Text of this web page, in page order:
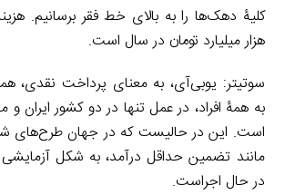
هزار میلیارد تومان در سال است.
سوتیتر: یوبی‌آی، به معنای پرداخت نقدی،
به همۀ افراد، در عمل تنها در دو کشور ایران و
است. این در حالیست که در جهان طرح‌های
مانند تضمین حداقل درآمد، به شکل
در حال اجراست.